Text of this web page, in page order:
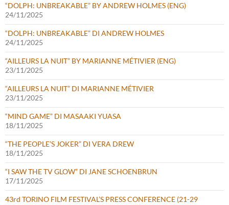
“DOLPH: UNBREAKABLE” BY ANDREW HOLMES (ENG)
24/11/2025
“DOLPH: UNBREAKABLE” DI ANDREW HOLMES
24/11/2025
“AILLEURS LA NUIT” BY MARIANNE MÉTIVIER (ENG)
23/11/2025
“AILLEURS LA NUIT” DI MARIANNE MÉTIVIER
23/11/2025
“MIND GAME” DI MASAAKI YUASA
18/11/2025
“THE PEOPLE’S JOKER” DI VERA DREW
18/11/2025
“I SAW THE TV GLOW” DI JANE SCHOENBRUN
17/11/2025
43rd TORINO FILM FESTIVAL’S PRESS CONFERENCE (21-29